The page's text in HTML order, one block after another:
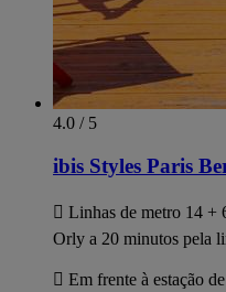
4.0 / 5
ibis Styles Paris
 Linhas de metro 14 +
Orly a 20 minutos pela
 Em frente à estação